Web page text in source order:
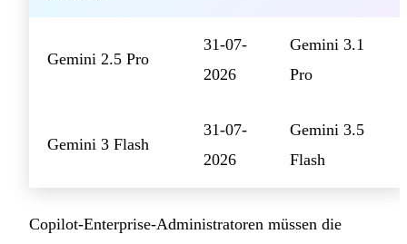
Gemini 2.5 Pro
31-07-
2026
Gemini 3.1
Pro
Gemini 3 Flash
31-07-
2026
Gemini 3.5
Flash
Copilot-Enterprise-Administratoren müssen die